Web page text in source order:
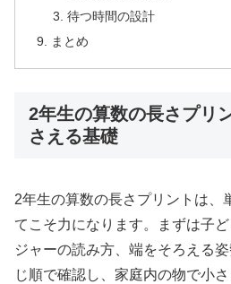
待つ時間の設計
まとめ
2年生の算数の長さプリ
さえる基礎
2年生の算数の長さプリントは、
てこそ力になります。まずは子
ジャーの読み方、端をそろえる
じ順で確認し、家庭内の物で小